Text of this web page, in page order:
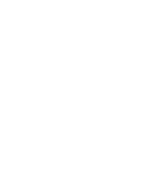
明するものでは
期間は出荷製品
い限り、2022年